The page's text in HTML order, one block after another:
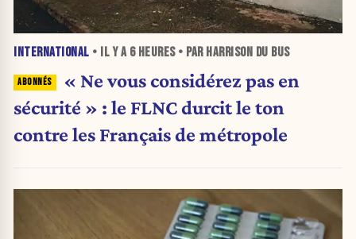
INTERNATIONAL • IL Y A 6 HEURES• PAR HARRISON DU BUS
« Ne vous considérez pas en
sécurité » : le FLNC durcit le ton
contre les Français de métropole